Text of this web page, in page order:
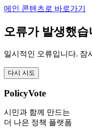
메인 콘텐츠로 바로가기
오류가 발생했습
일시적인 오류입니다. 잠
다시 시도
PolicyVote
시민과 함께 만드는
더 나은 정책 플랫폼